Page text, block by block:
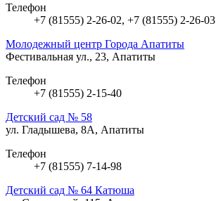
Телефон
+7 (81555) 2-26-02, +7 (81555) 2-26-03
Молодежный центр Города Апатиты
Фестивальная ул., 23, Апатиты
Телефон
+7 (81555) 2-15-40
Детский сад № 58
ул. Гладышева, 8А, Апатиты
Телефон
+7 (81555) 7-14-98
Детский сад № 64 Катюша